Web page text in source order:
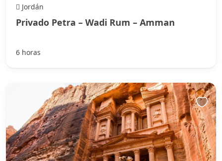
Jordán
Privado Petra – Wadi Rum – Amman
6 horas